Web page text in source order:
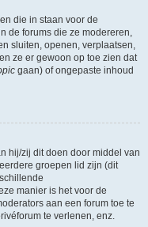
die in staan voor de
de forums die ze modereren,
sluiten, openen, verplaatsen,
ze er gewoon op toe zien dat
gaan) of ongepaste inhoud
hij/zij dit doen door middel van
groepen lid zijn (dit
manier is het voor de
aan een forum toe te
te verlenen, enz.